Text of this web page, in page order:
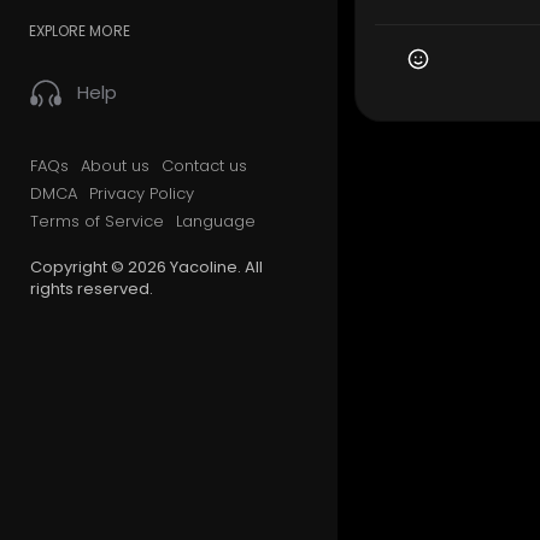
EXPLORE MORE
Help
FAQs About us
Contact us
DMCA Privacy Policy
Terms of Service
Language
Copyright © 2026 Yacoline. All
rights reserved.